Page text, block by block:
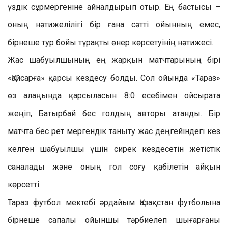
үздік сұрмергеніне айналдырып отыр. Ең бастысы –
оның нәтижелілігі бір ғана сәтті ойынның емес,
бірнеше тур бойы тұрақты өнер көрсетуінің нәтижесі.
Жас шабуылшының ең жарқын матчтарының бірі
«Қайсарға» қарсы кездесу болды. Сол ойында «Тараз»
өз алаңында қарсыласын 8:0 есебімен ойсырата
жеңіп, Батырбай бес голдың авторы атанды. Бір
матчта бес рет мергендік таныту жас деңгейіндегі кез
келген шабуылшы үшін сирек кездесетін жетістік
саналады және оның гол соғу қабілетін айқын
көрсетті.
Тараз футбол мектебі әрдайым Қазақстан футболына
бірнеше сапалы ойыншы тәрбиелеп шығарғаны